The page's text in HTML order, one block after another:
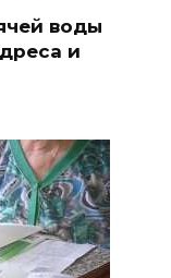
воды
и